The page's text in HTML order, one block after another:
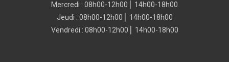
Mercredi : 08h00-12h00 ⎜ 14h00-18h00
Jeudi : 08h00-12h00 ⎜ 14h00-18h00
Vendredi : 08h00-12h00 ⎜ 14h00-18h00